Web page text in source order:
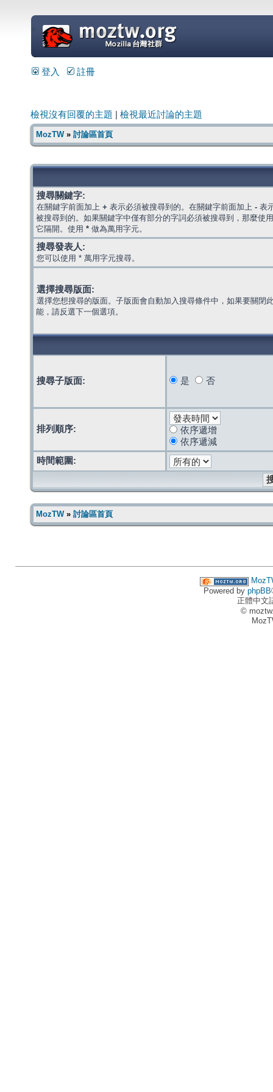
=
登入 註冊
檢視沒有回覆的主題 檢視最近討論的主題
MozTW» 討論區首頁
搜尋關鍵字:
在關鍵字前面加上 + 表示必須被搜尋到的。在關鍵字前面加上 - 表
被搜尋到的。如果關鍵字中僅有部分的字詞必須被搜尋到，那麼使
它隔開。使用 * 做為萬用字元。
搜尋發表人:
您可以使用 * 萬用字元搜尋。
選擇搜尋版面:
選擇您想搜尋的版面。子版面會自動加入搜尋條件中，如果要關閉
能，請反選下一個選項。
搜尋子版面: 是 否
排列順序:
依序遞增
依序遞減
時間範圍:
MozTW» 討論區首頁
Powered by phpBB
正體中文
©